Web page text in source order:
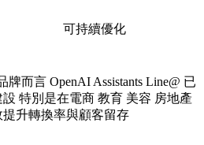
可持續優化
而言 OpenAI Assistants Line@ 已
特別是在電商 教育 美容 房地產
升轉換率與顧客留存